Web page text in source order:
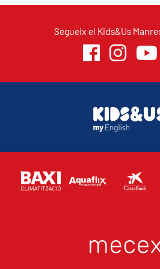
Segueix el Kids&Us